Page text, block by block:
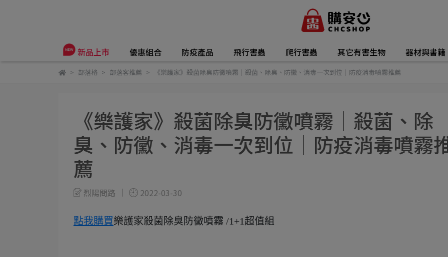
新品上市 優惠組合 防疫產品 飛行害蟲 爬行害蟲 其它有害生物 器材與書籍
部落格 部落客推薦 《樂護家》殺菌除臭防黴噴霧│殺菌、除臭、防黴、消毒一次到位│防疫消毒噴霧推薦
《樂護家》殺菌除臭防黴噴霧│殺菌、除
臭、防黴、消毒一次到位│防疫消毒噴霧
薦
烈陽問路 2022-03-30
點我購買樂護家殺菌除臭防黴噴霧 /1+1超值組